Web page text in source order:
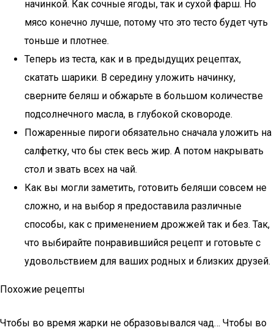
начинкой. Как сочные ягоды, так и сухой фарш. Но
мясо конечно лучше, потому что это тесто будет чуть
тоньше и плотнее.
Теперь из теста, как и в предыдущих рецептах,
скатать шарики. В середину уложить начинку,
сверните беляш и обжарьте в большом количестве
подсолнечного масла, в глубокой сковороде.
Пожаренные пироги обязательно сначала уложить на
салфетку, что бы стек весь жир. А потом накрывать
стол и звать всех на чай.
Как вы могли заметить, готовить беляши совсем не
сложно, и на выбор я предоставила различные
способы, как с применением дрожжей так и без. Так,
что выбирайте понравившийся рецепт и готовьте с
удовольствием для ваших родных и близких друзей.
Похожие рецепты
Чтобы во время жарки не образовывался чад… Чтобы во